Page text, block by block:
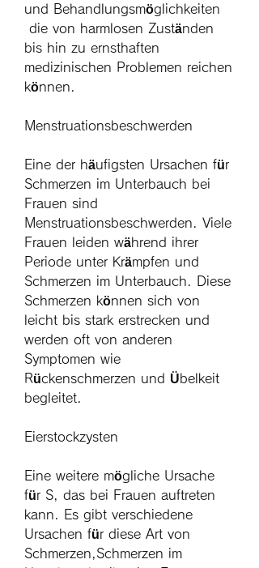
und Behandlungsmöglichkeiten
bis hin zu ernsthaften
medizinischen Problemen reichen
können.
Menstruationsbeschwerden
Eine der häufigsten Ursachen für
Schmerzen im Unterbauch bei
Frauen sind
Menstruationsbeschwerden. Viele
Frauen leiden während ihrer
Periode unter Krämpfen und
Schmerzen im Unterbauch. Diese
Schmerzen können sich von
leicht bis stark erstrecken und
werden oft von anderen
Symptomen wie
Rückenschmerzen und Übelkeit
begleitet.
Eierstockzysten
Eine weitere mögliche Ursache
für S, das bei Frauen auftreten
kann. Es gibt verschiedene
Ursachen für diese Art von
Schmerzen,Schmerzen im